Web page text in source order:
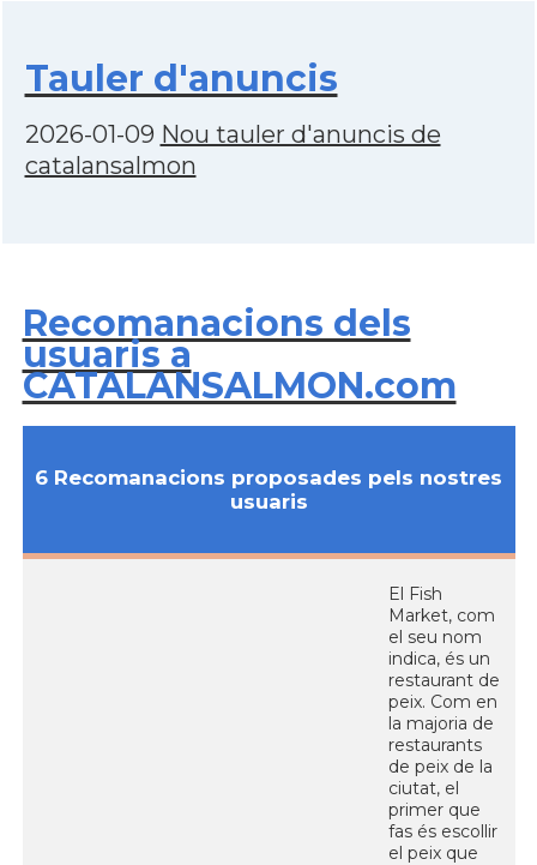
Tauler d'anuncis
2026-01-09 Nou tauler d'anuncis de
catalansalmon
Recomanacions dels
usuaris a
CATALANSALMON.com
6 Recomanacions proposades pels nostres
usuaris
El Fish
Market, com
el seu nom
indica, és un
restaurant de
peix. Com en
la majoria de
restaurants
de peix de la
ciutat, el
primer que
fas és escollir
el peix que